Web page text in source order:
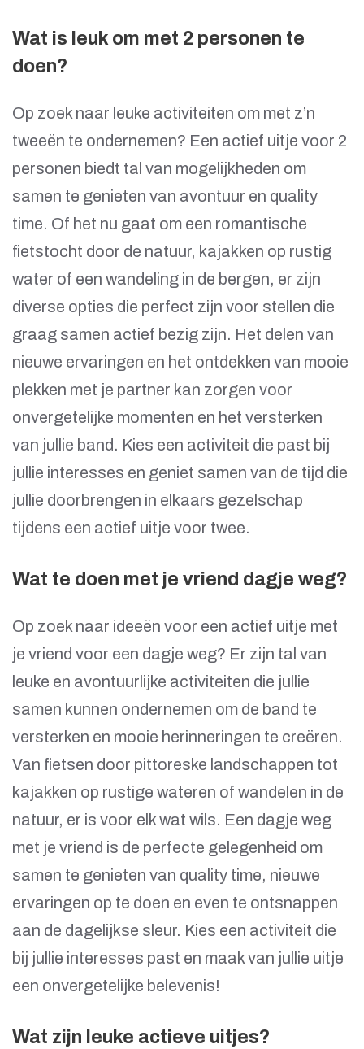
Wat is leuk om met 2 personen te
doen?
Op zoek naar leuke activiteiten om met z’n
tweeën te ondernemen? Een actief uitje voor 2
personen biedt tal van mogelijkheden om
samen te genieten van avontuur en quality
time. Of het nu gaat om een romantische
fietstocht door de natuur, kajakken op rustig
water of een wandeling in de bergen, er zijn
diverse opties die perfect zijn voor stellen die
graag samen actief bezig zijn. Het delen van
nieuwe ervaringen en het ontdekken van mooie
plekken met je partner kan zorgen voor
onvergetelijke momenten en het versterken
van jullie band. Kies een activiteit die past bij
jullie interesses en geniet samen van de tijd die
jullie doorbrengen in elkaars gezelschap
tijdens een actief uitje voor twee.
Wat te doen met je vriend dagje weg?
Op zoek naar ideeën voor een actief uitje met
je vriend voor een dagje weg? Er zijn tal van
leuke en avontuurlijke activiteiten die jullie
samen kunnen ondernemen om de band te
versterken en mooie herinneringen te creëren.
Van fietsen door pittoreske landschappen tot
kajakken op rustige wateren of wandelen in de
natuur, er is voor elk wat wils. Een dagje weg
met je vriend is de perfecte gelegenheid om
samen te genieten van quality time, nieuwe
ervaringen op te doen en even te ontsnappen
aan de dagelijkse sleur. Kies een activiteit die
bij jullie interesses past en maak van jullie uitje
een onvergetelijke belevenis!
Wat zijn leuke actieve uitjes?